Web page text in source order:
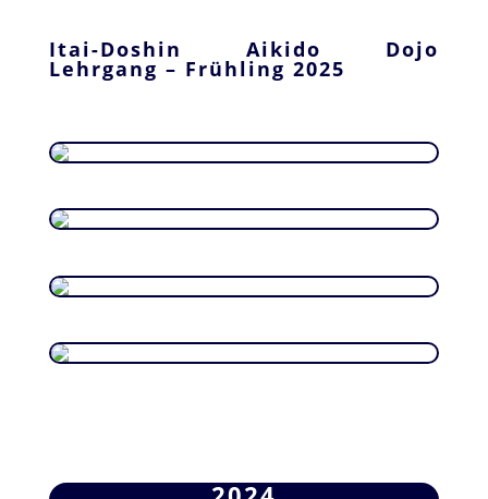
Itai-Doshin Aikido Dojo
Lehrgang – Frühling 2025